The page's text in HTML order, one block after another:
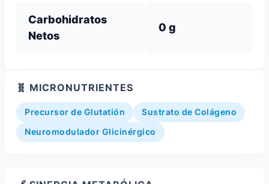
Carbohidratos
Netos
0 g
🧬 MICRONUTRIENTES
Precursor de Glutatión Sustrato de Colágeno
Neuromodulador Glicinérgico